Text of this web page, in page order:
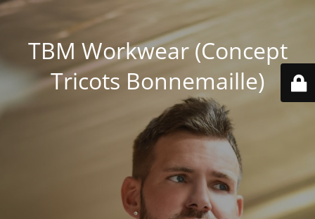
TBM Workwear (Concept
Tricots Bonnemaille)